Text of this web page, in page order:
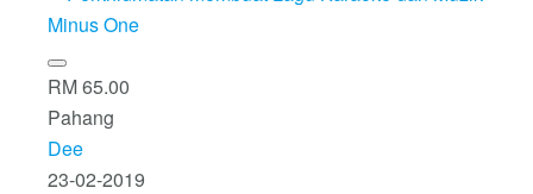
RM 65.00
Pahang
Dee
23-02-2019